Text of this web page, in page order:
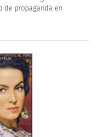
de propaganda en